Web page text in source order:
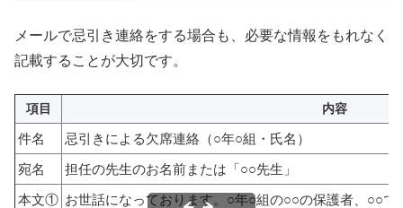
メールで忌引き連絡をする場合も、必要な情報をもれなく
記載することが大切です。
項目 内容
件名
忌引きによる欠席連絡（○年○組・氏名）
宛名
担任の先生のお名前または「○○先生」
本文① お世話になっております。○年○組の○○の保護者、○○で